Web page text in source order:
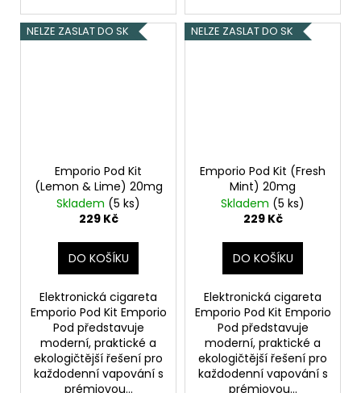
NELZE ZASLAT DO SK
Emporio Pod Kit
(Lemon & Lime) 20mg
Skladem (5 ks)
229 Kč
DO KOŠÍKU
Elektronická cigareta
Emporio Pod Kit Emporio
Pod představuje
moderní, praktické a
ekologičtější řešení pro
každodenní vapování s
prémiovou...
NELZE ZASLAT DO SK
Emporio Pod Kit (Fresh
Mint) 20mg
Skladem (5 ks)
229 Kč
DO KOŠÍKU
Elektronická cigareta
Emporio Pod Kit Emporio
Pod představuje
moderní, praktické a
ekologičtější řešení pro
každodenní vapování s
prémiovou...